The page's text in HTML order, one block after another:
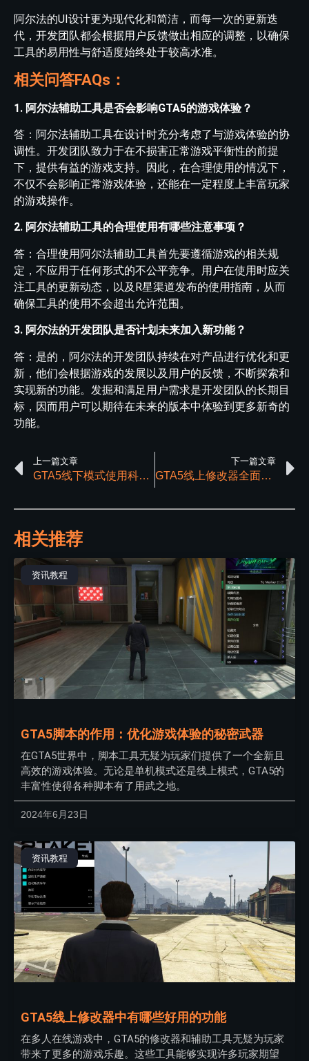
阿尔法的UI设计更为现代化和简洁，而每一次的更新迭
代，开发团队都会根据用户反馈做出相应的调整，以确保
工具的易用性与舒适度始终处于较高水准。
相关问答FAQs：
1. 阿尔法辅助工具是否会影响GTA5的游戏体验？
答：阿尔法辅助工具在设计时充分考虑了与游戏体验的协
调性。开发团队致力于在不损害正常游戏平衡性的前提
下，提供有益的游戏支持。因此，在合理使用的情况下，
不仅不会影响正常游戏体验，还能在一定程度上丰富玩家
的游戏操作。
2. 阿尔法辅助工具的合理使用有哪些注意事项？
答：合理使用阿尔法辅助工具首先要遵循游戏的相关规
定，不应用于任何形式的不公平竞争。用户在使用时应关
注工具的更新动态，以及R星渠道发布的使用指南，从而
确保工具的使用不会超出允许范围。
3. 阿尔法的开发团队是否计划未来加入新功能？
答：是的，阿尔法的开发团队持续在对产品进行优化和更
新，他们会根据游戏的发展以及用户的反馈，不断探索和
实现新的功能。发掘和满足用户需求是开发团队的长期目
标，因而用户可以期待在未来的版本中体验到更多新奇的
功能。
上一篇文章
GTA5线下模式使用科技工具会被惩罚吗？
下一篇文章
GTA5线上修改器全面信息解析指南
相关推荐
资讯教程
GTA5脚本的作用：优化游戏体验的秘密武器
在GTA5世界中，脚本工具无疑为玩家们提供了一个全新且
高效的游戏体验。无论是单机模式还是线上模式，GTA5的
丰富性使得各种脚本有了用武之地。
2024年6月23日
资讯教程
GTA5线上修改器中有哪些好用的功能
在多人在线游戏中，GTA5的修改器和辅助工具无疑为玩家
带来了更多的游戏乐趣。这些工具能够实现许多玩家期望